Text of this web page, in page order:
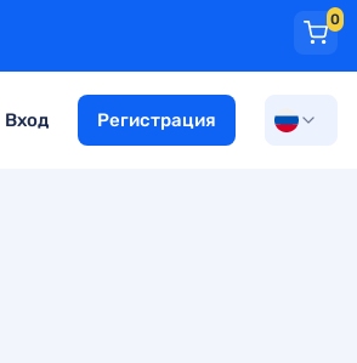
0
Вход Регистрация